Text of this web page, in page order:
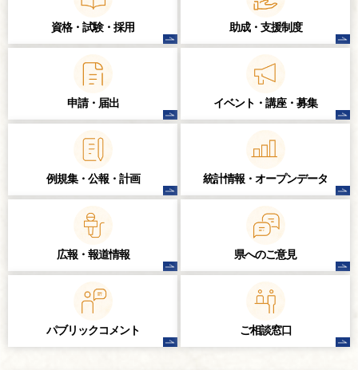
資格・試験・ 採用 助成・支援制度
申請・届出 イベント・講座・ 募集
例規集・公報・計画 統計情報・ オープンデータ
広報・報道情報 県へのご意見
パブリックコメント ご相談窓口